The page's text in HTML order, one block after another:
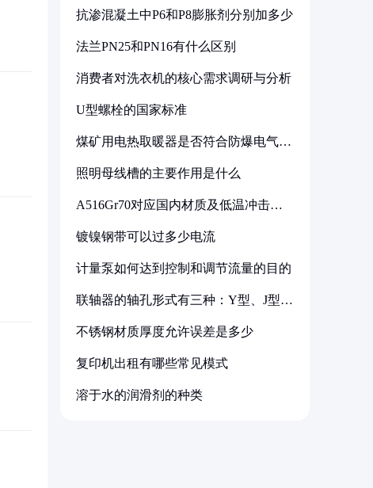
抗渗混凝土中P6和P8膨胀剂分别加多少
法兰PN25和PN16有什么区别
消费者对洗衣机的核心需求调研与分析
U型螺栓的国家标准
煤矿用电热取暖器是否符合防爆电气设
照明母线槽的主要作用是什么
A516Gr70对应国内材质及低温冲击要
镀镍钢带可以过多少电流
计量泵如何达到控制和调节流量的目的
联轴器的轴孔形式有三种：Y型、J型、
不锈钢材质厚度允许误差是多少
复印机出租有哪些常见模式
溶于水的润滑剂的种类